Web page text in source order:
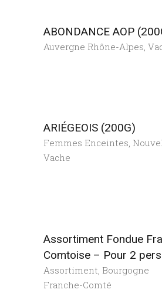
ABONDANCE AOP
Auvergne Rhône-Alpes
ARIÉGEOIS (200G)
Femmes Enceintes,
Vache
Assortiment Fondue
Comtoise – Pour 2
Assortiment Bourgogne
Franche-Comté